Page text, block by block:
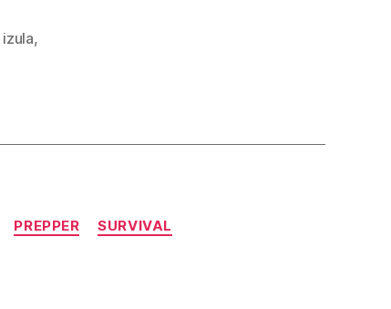
izula,
PREPPER
SURVIVAL